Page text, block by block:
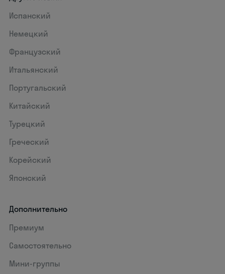
Испанский
Немецкий
Французский
Итальянский
Португальский
Китайский
Турецкий
Греческий
Корейский
Японский
Дополнительно
Премиум
Самостоятельно
Мини-группы